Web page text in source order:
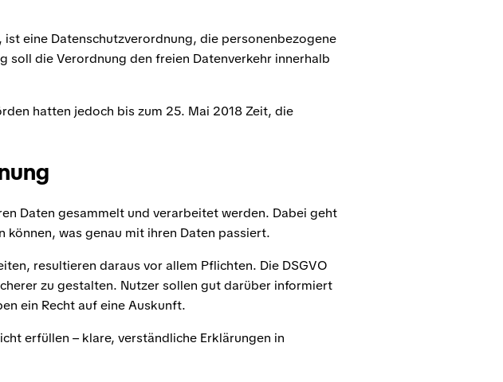
eine Datenschutzverordnung, die personenbezogene
soll die Verordnung den freien Datenverkehr innerhalb
hatten jedoch bis zum 25. Mai 2018 Zeit, die
Daten gesammelt und verarbeitet werden. Dabei geht
können, was genau mit ihren Daten passiert.
resultieren daraus vor allem Pflichten. Die DSGVO
zu gestalten. Nutzer sollen gut darüber informiert
ein Recht auf eine Auskunft.
erfüllen – klare, verständliche Erklärungen in